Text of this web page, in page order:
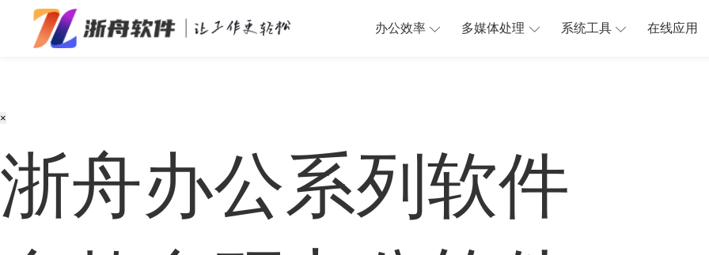
系统工具
在线应用
办公效率 多媒体处理 系统工具 在线应用
×
浙舟办公系列软件